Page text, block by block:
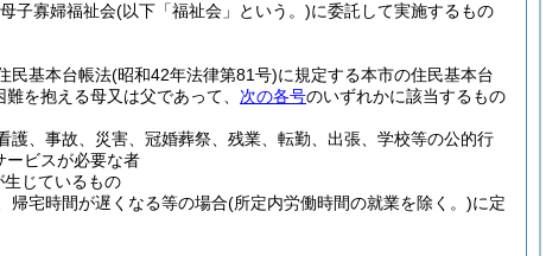
子寡婦福祉会(以下「福祉会」という。)に委託して実施するもの
民基本台帳法(昭和42年法律第81号)に規定する本市の住民基本台
を抱える母又は父であって、 次の各号のいずれかに該当するもの
、事故、災害、冠婚葬祭、残業、転勤、出張、学校等の公的行
ービスが必要な者
じているもの
帰宅時間が遅くなる等の場合(所定内労働時間の就業を除く。)に定